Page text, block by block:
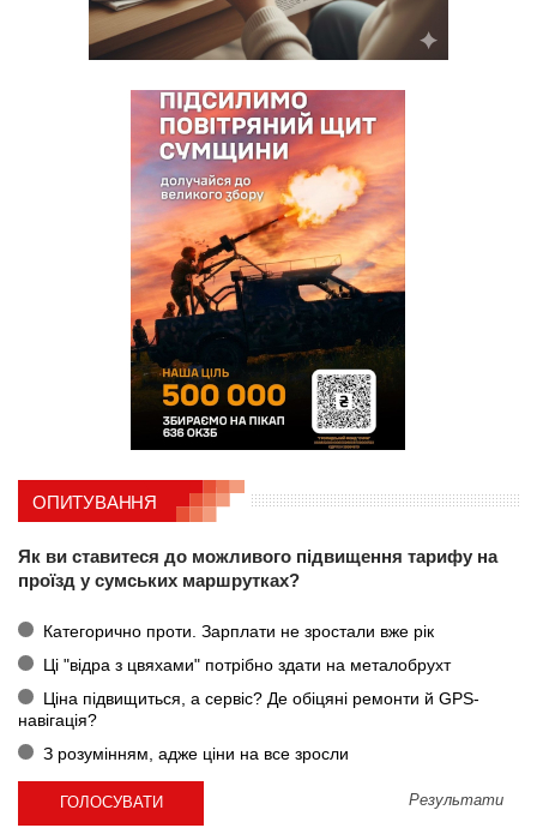
ОПИТУВАННЯ
Як ви ставитеся до можливого підвищення тарифу на
проїзд у сумських маршрутках?
Категорично проти. Зарплати не зростали вже рік
Ці "відра з цвяхами" потрібно здати на металобрухт
Ціна підвищиться, а сервіс? Де обіцяні ремонти й GPS-
навігація?
З розумінням, адже ціни на все зросли
Результати